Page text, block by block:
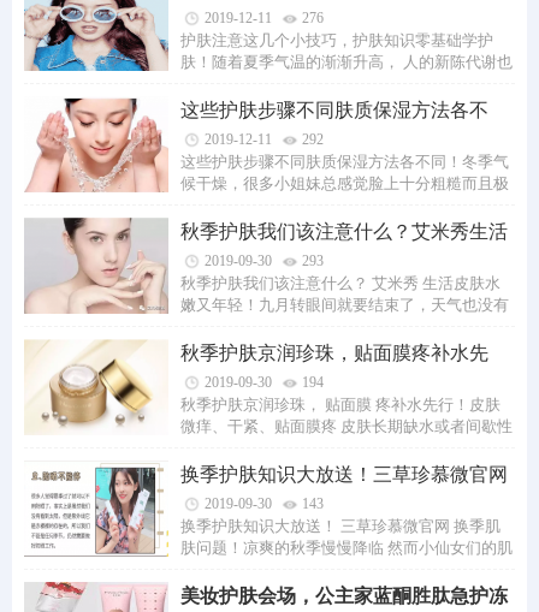
础学护肤
2019-12-11 276
护肤注意这几个小技巧，护肤知识零基础学护
肤！随着夏季气温的渐渐升高， 人的新陈代谢也
这些护肤步骤不同肤质保湿方法各不
同！2019-12-11 292
这些护肤步骤不同肤质保湿方法各不同！冬季气
候干燥，很多小姐妹总感觉脸上十分粗糙而且极
秋季护肤我们该注意什么？艾米秀生活
皮肤水嫩
2019-09-30 293
秋季护肤我们该注意什么？ 艾米秀 生活皮肤水
嫩又年轻！九月转眼间就要结束了，天气也没有
秋季护肤京润珍珠，贴面膜疼补水先
行！2019-09-30 194
秋季护肤京润珍珠， 贴面膜 疼补水先行！皮肤
微痒、干紧、贴面膜疼 皮肤长期缺水或者间歇性
换季护肤知识大放送！三草珍慕微官网
换季肌肤
2019-09-30 143
换季护肤知识大放送！ 三草珍慕微官网 换季肌
肤问题！凉爽的秋季慢慢降临 然而小仙女们的肌
美妆护肤会场，公主家蓝酮胜肽急护冻